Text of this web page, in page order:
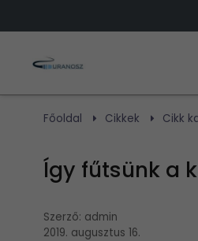
Főoldal Cikkek Cikk
Így fűtsünk a
Szerző: admin
2019. augusztus 16.